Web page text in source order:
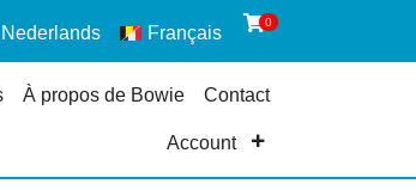
Nederlands Français
0
À propos de Bowie Contact
Account